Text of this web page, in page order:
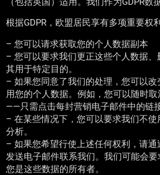
根据GDPR，欧盟居民享有多项重要权
– 您可以请求获取您的个人数据副本
– 您可以要求我们更正这些个人数据
其用于特定目的。
– 如果您同意了我们的处理，您可以
用您的个人数据。例如，您可以随时
——只需点击每封营销电子邮件中的链
– 在某些情况下，您可以要求我们不
分析。
– 如果您希望行使上述任何权利，请
发送电子邮件联系我们。我们可能会
您是这些数据的所有者。